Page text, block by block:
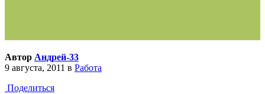
Автор Андрей-33
9 августа, 2011 в Работа
Поделиться